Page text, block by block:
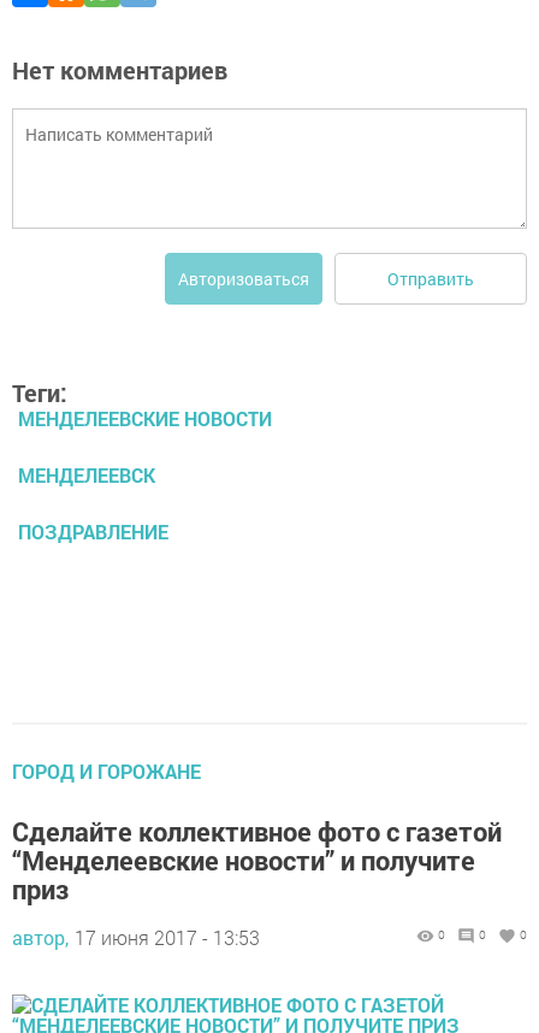
Нет комментариев
Авторизоваться Отправить
Теги:
МЕНДЕЛЕЕВСКИЕ НОВОСТИ
МЕНДЕЛЕЕВСК
ПОЗДРАВЛЕНИЕ
ГОРОД И ГОРОЖАНЕ
Сделайте коллективное фото с газетой
“Менделеевские новости” и получите
приз
автор, 17 июня 2017 - 13:53 0 0 0